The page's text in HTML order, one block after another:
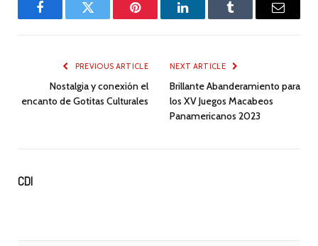
FacebookTwitter Pinterest LinkedInTumblr Email
PREVIOUS ARTICLE
Nostalgia y conexión el
encanto de Gotitas Culturales
NEXT ARTICLE
Brillante Abanderamiento para
los XV Juegos Macabeos
Panamericanos 2023
CDI